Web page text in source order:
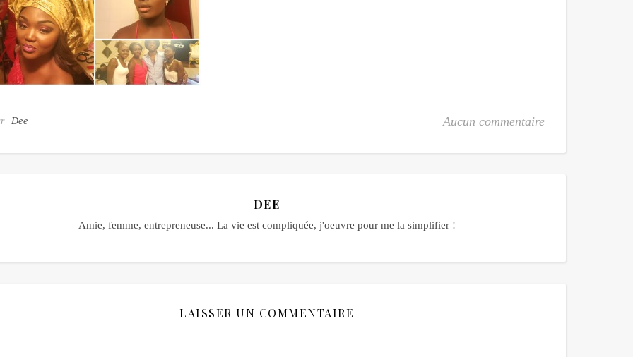
Dee Aucun commentaire
DEE
Amie, femme, entrepreneuse... La vie est compliquée, j'oeuvre pour me la simplifier !
LAISSER UN COMMENTAIRE